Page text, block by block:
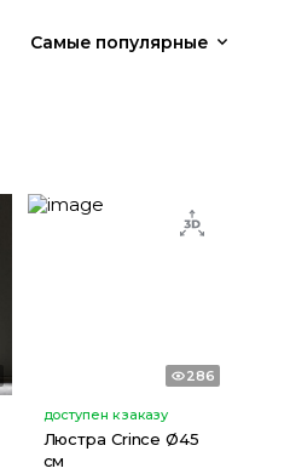
Самые популярные
286
доступен к заказу
Люстра Crince Ø45
см